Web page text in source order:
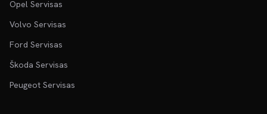
Opel Servisas
Volvo Servisas
Ford Servisas
Škoda Servisas
Peugeot Servisas